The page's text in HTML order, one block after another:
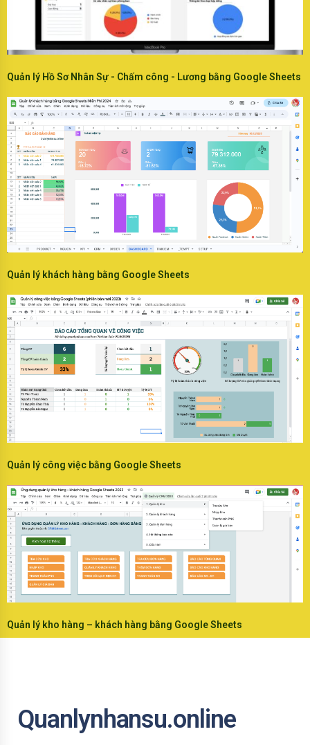
Quản lý Hồ Sơ Nhân Sự - Chấm công - Lương bằng Google Sheets
Quản lý khách hàng bằng Google Sheets
Quản lý công việc bằng Google Sheets
Quản lý kho hàng – khách hàng bằng Google Sheets
Quanlynhansu.online